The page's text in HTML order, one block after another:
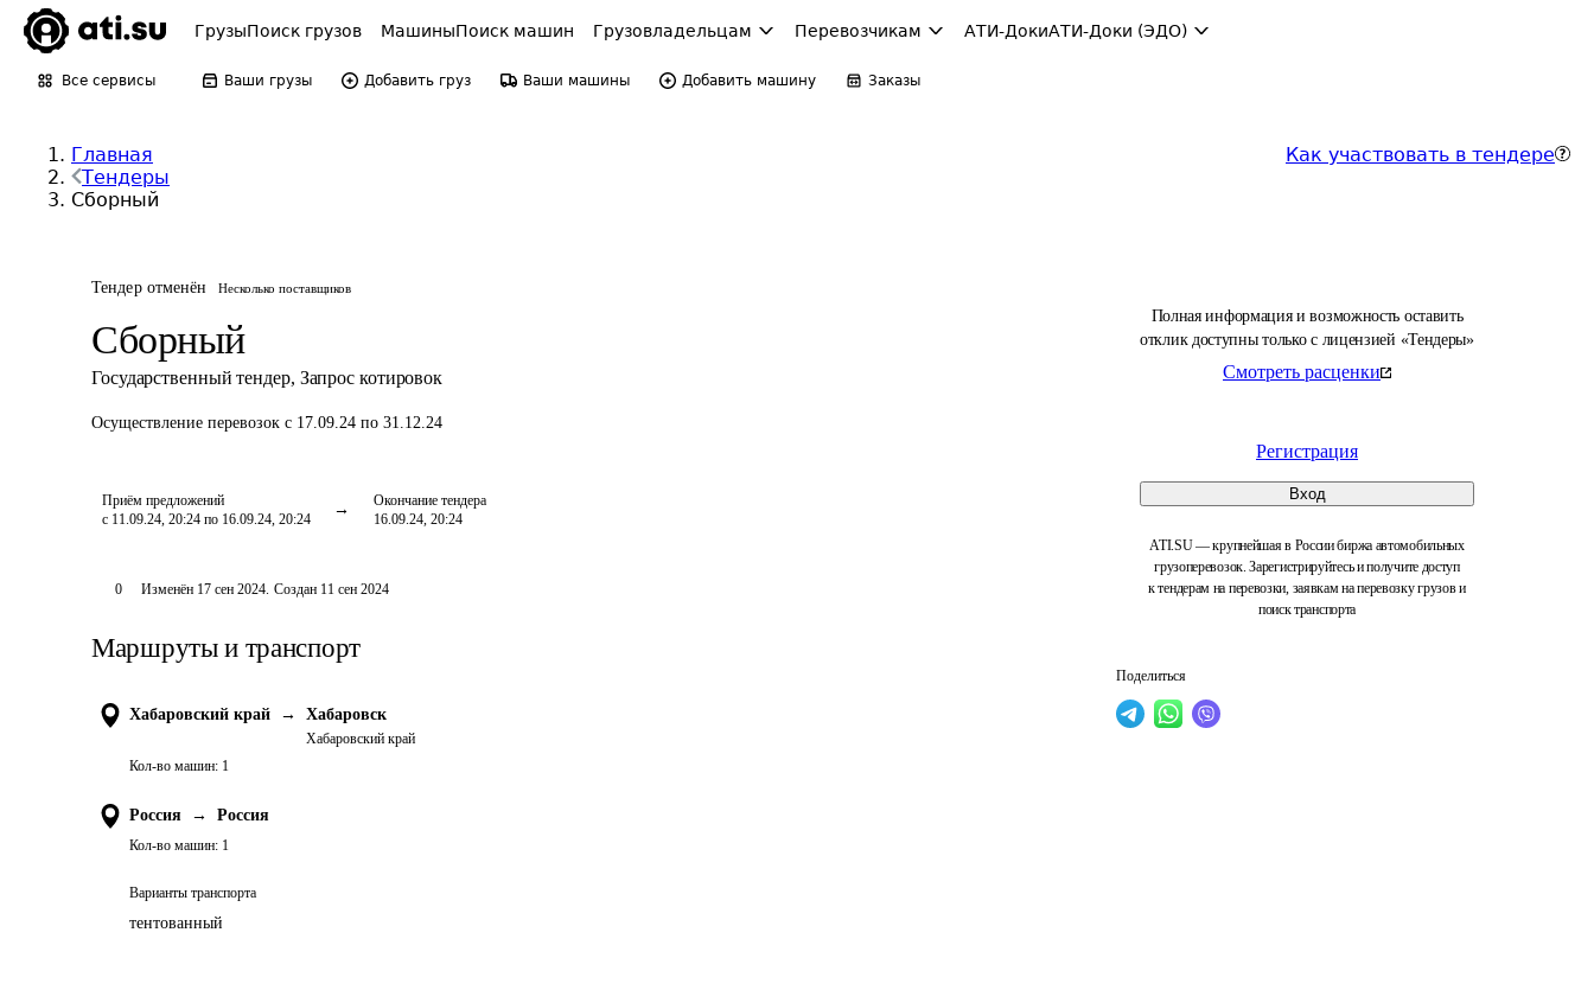
ГрузыПоиск грузов МашиныПоиск машин Грузовладельцам Перевозчикам АТИ-ДокиАТИ-Доки (ЭДО)
Все сервисы Ваши грузы Добавить груз Ваши машины Добавить машину Заказы
Главная
Тендеры
Сборный
Как участвовать в тендере
Тендер отменён Несколько поставщиков
Сборный
Государственный тендер, Запрос котировок
Осуществление перевозок с 17.09.24 по 31.12.24
Приём предложений
с 11.09.24, 20:24 по 16.09.24, 20:24
Окончание тендера
16.09.24, 20:24
Полная информация и возможность оставить
отклик доступны только с лицензией «Тендеры»
Смотреть расценки
Регистрация
Вход
ATI.SU — крупнейшая в России биржа автомобильных
грузоперевозок. Зарегистрируйтесь и получите доступ
к тендерам на перевозки, заявкам на перевозку грузов и
поиск транспорта
Поделиться
0 Изменён 17 сен 2024. Создан 11 сен 2024
Маршруты и транспорт
Хабаровский край → Хабаровск
Хабаровский край
Кол-во машин: 1
Россия → Россия
Кол-во машин: 1
Варианты транспорта
тентованный